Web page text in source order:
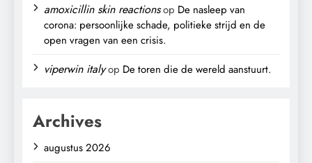
amoxicillin skin reactionsop De nasleep van
corona: persoonlijke schade, politieke strijd en de
open vragen van een crisis.
viperwin italyop De toren die de wereld aanstuurt.
Archives
augustus 2026